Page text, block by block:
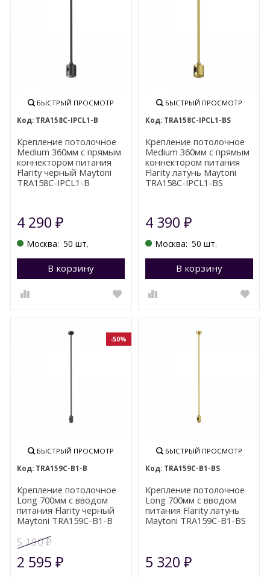
БЫСТРЫЙ ПРОСМОТР
TRA158С-IPCL1-B
Крепление потолочное
Medium 360мм с прямым
коннектором питания
Flarity черный Maytoni
TRA158С-IPCL1-B
4 290₽
Москва: 50 шт.
В корзину Перейти в корзину
БЫСТРЫЙ ПРОСМОТР
TRA158С-IPCL1-BS
Крепление потолочное
Medium 360мм с прямым
коннектором питания
Flarity латунь Maytoni
TRA158С-IPCL1-BS
4 390 ₽
Москва: 50 шт.
В корзину
-50%
БЫСТРЫЙ ПРОСМОТР
TRA159C-B1-B
Крепление потолочное
Long 700мм с вводом
питания Flarity черный
Maytoni TRA159C-B1-B
5 190₽
2 595₽
БЫСТРЫЙ ПРОСМОТР
TRA159C-B1-BS
Крепление потолочное
Long 700мм с вводом
питания Flarity латунь
Maytoni TRA159C-B1-BS
5 320 ₽